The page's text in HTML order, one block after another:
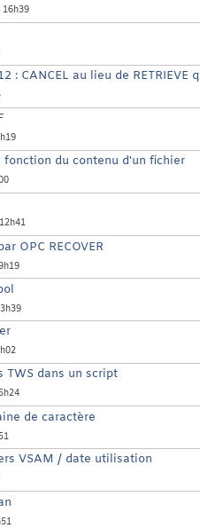
: CANCEL au lieu de
du contenu d'un fichier
OPC RECOVER
TWS dans un script
de caractère
VSAM / date utilisation